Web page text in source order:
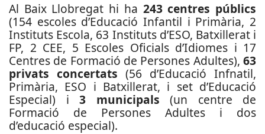
Al Baix Llobregat hi ha 243 centres públics
(154 escoles d’Educació Infantil i Primària, 2
Instituts Escola, 63 Instituts d’ESO, Batxillerat i
FP, 2 CEE, 5 Escoles Oficials d’Idiomes i 17
Centres de Formació de Persones Adultes), 63
privats concertats (56 d’Educació Infnatil,
Primària, ESO i Batxillerat, i set d’Educació
Especial) i 3 municipals (un centre de
Formació de Persones Adultes i dos
d’educació especial).